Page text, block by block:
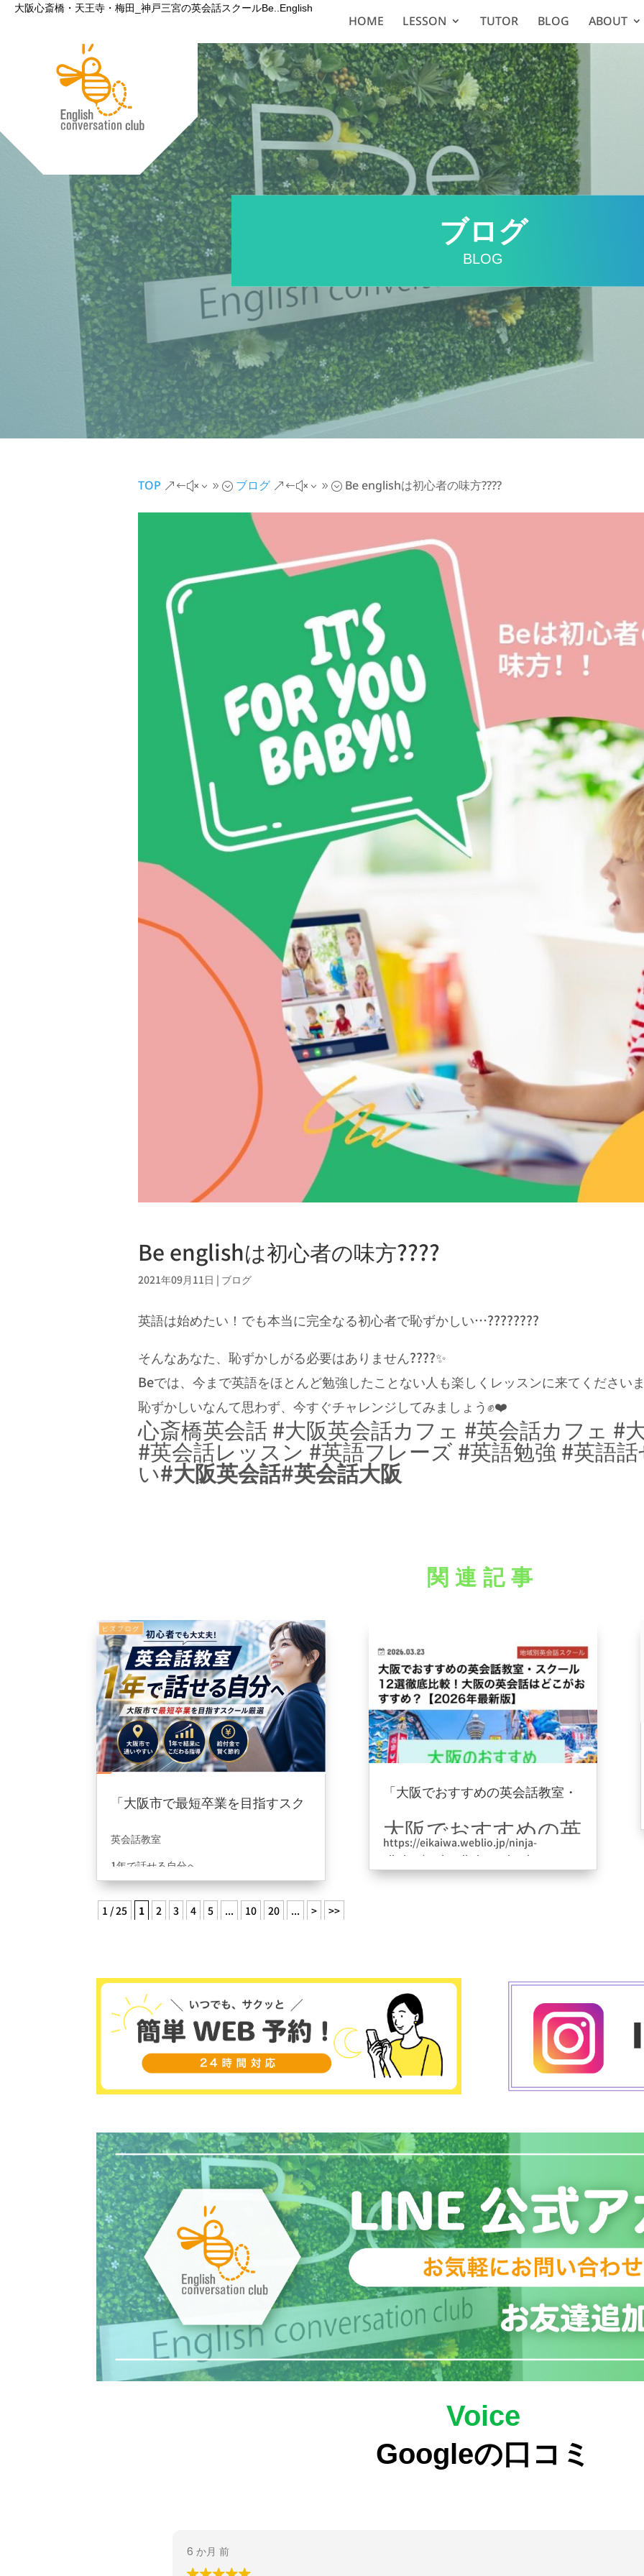
大阪心斎橋・天王寺・梅田_神戸三宮の英会話スクールBe..English
HOME LESSON TUTOR BLOG ABOUT
ブログ
BLOG
TOP &#x39; ブログ &#x39; Be englishは初心者の味方????
Be englishは初心者の味方????
2021年09月11日 | ブログ
英語は始めたい！でも本当に完全なる初心者で恥ずかしい…????????
そんなあなた、恥ずかしがる必要はありません????✨
Beでは、今まで英語をほとんど勉強したことない人も楽しくレッスンに来てください
恥ずかしいなんて思わず、今すぐチャレンジしてみましょう✊❤️
心斎橋英会話 #大阪英会話カフェ #英会話カフェ #
#英会話レッスン #英語フレーズ #英語勉強 #英語
い#大阪英会話#英会話大阪
関連記事
「大阪市で最短卒業を目指すスク
た。
英会話教室
1年で話せる自分へ
おすすめ5選に選んで頂きました😊
ご掲載ありがとうございます。
「大阪でおすすめの英会話教室・
して頂けました。
大阪でおすすめの英
会話教室・スクール
12選徹底比較！大阪
https://eikaiwa.weblio.jp/ninja-
eikaiwa/osaka-eikaiwa-school
1 / 25
1 2 3 4 5 ... 10 20 ... > >>
Voice
Googleの口コミ